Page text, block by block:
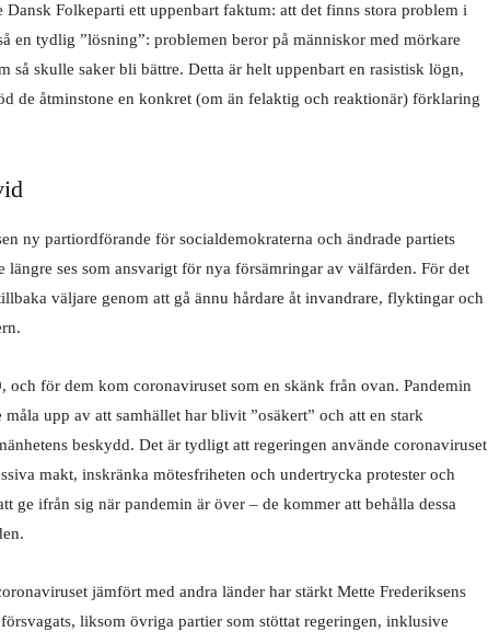
Folkeparti ett uppenbart faktum: att det finns stora problem i
en tydlig ”lösning”: problemen beror på människor med mörkare
så skulle saker bli bättre. Detta är helt uppenbart en rasistisk lögn,
de åtminstone en konkret (om än felaktig och reaktionär) förklaring
ny partiordförande för socialdemokraterna och ändrade partiets
ses som ansvarigt för nya försämringar av välfärden. För det
väljare genom att gå ännu hårdare åt invandrare, flyktingar och
för dem kom coronaviruset som en skänk från ovan. Pandemin
upp av att samhället har blivit ”osäkert” och att en stark
beskydd. Det är tydligt att regeringen använde coronaviruset
makt, inskränka mötesfriheten och undertrycka protester och
ge ifrån sig när pandemin är över – de kommer att behålla dessa
jämfört med andra länder har stärkt Mette Frederiksens
liksom övriga partier som stöttat regeringen, inklusive